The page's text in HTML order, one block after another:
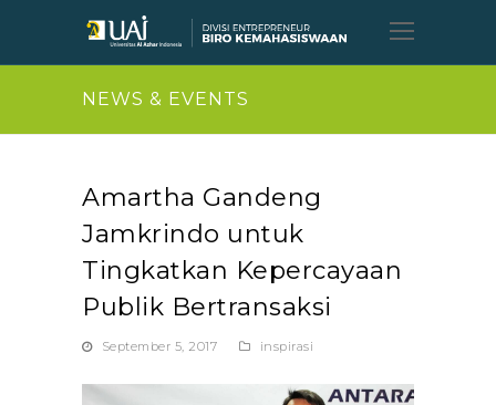
Open
Mobile
NEWS & EVENTS
Amartha Gandeng
Jamkrindo untuk
Tingkatkan Kepercayaan
Publik Bertransaksi
September 5, 2017 inspirasi